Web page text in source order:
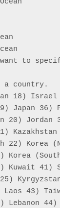
to
a country.
18) Israel
Japan 36)
20) Jordan
22) Korea
Korea
Kuwait 41)
25)
43)
Lebanon